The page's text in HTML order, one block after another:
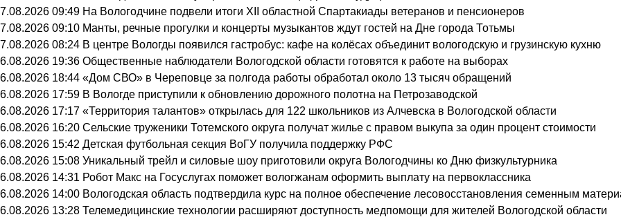
7.08.2026 09:49 На Вологодчине подвели итоги XII областной Спартакиады ветеранов и пенсионеров
7.08.2026 09:10 Манты, речные прогулки и концерты музыкантов ждут гостей на Дне города Тотьмы
7.08.2026 08:24 В центре Вологды появился гастробус: кафе на колёсах объединит вологодскую и грузинскую кухню
6.08.2026 19:36 Общественные наблюдатели Вологодской области готовятся к работе на выборах
6.08.2026 18:44 «Дом СВО» в Череповце за полгода работы обработал около 13 тысяч обращений
6.08.2026 17:59 В Вологде приступили к обновлению дорожного полотна на Петрозаводской
6.08.2026 17:17 «Территория талантов» открылась для 122 школьников из Алчевска в Вологодской области
6.08.2026 16:20 Сельские труженики Тотемского округа получат жилье с правом выкупа за один процент стоимости
6.08.2026 15:42 Детская футбольная секция ВоГУ получила поддержку РФС
6.08.2026 15:08 Уникальный трейл и силовые шоу приготовили округа Вологодчины ко Дню физкультурника
6.08.2026 14:31 Робот Макс на Госуслугах поможет вологжанам оформить выплату на первоклассника
6.08.2026 14:00 Вологодская область подтвердила курс на полное обеспечение лесовосстановления семенным
6.08.2026 13:28 Телемедицинские технологии расширяют доступность медпомощи для жителей Вологодской области